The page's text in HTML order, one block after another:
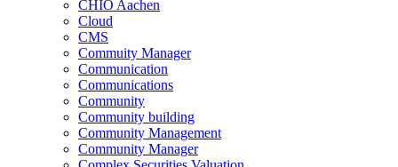
CHIO Aachen
Cloud
CMS
Commuity Manager
Communication
Communications
Community
Community building
Community Management
Community Manager